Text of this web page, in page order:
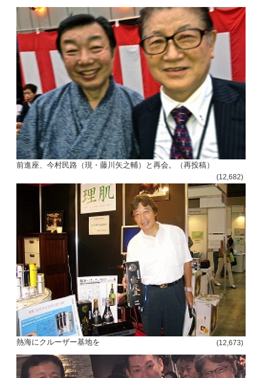
前進座、今村民路（現・藤川矢之輔）と再会。（再投稿）
(12,682)
熱海にクルーザー基地を (12,673)